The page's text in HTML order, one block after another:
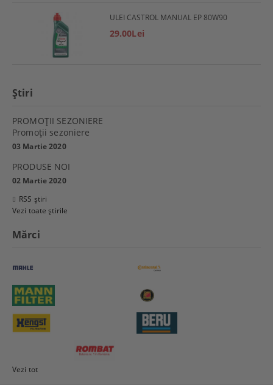
ULEI CASTROL MANUAL EP 80W90
29.00Lei
Ştiri
PROMOŢII SEZONIERE
Promoţii sezoniere
03 Martie 2020
PRODUSE NOI
02 Martie 2020
RSS știri
Vezi toate știrile
Mărci
Vezi tot